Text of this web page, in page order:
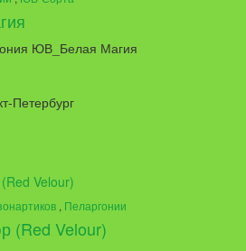
ЮВ_Белая Магия
Петербург
, Пеларгонии
(Red Velour)